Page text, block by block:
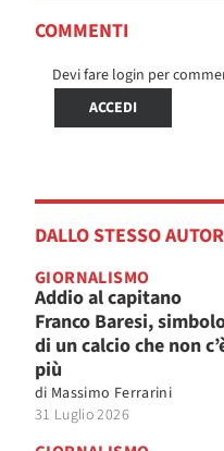
COMMENTI
Devi fare login per
ACCEDI
DALLO STESSO
GIORNALISMO
Addio al capitano
Franco Baresi,
di un calcio che non
più
di Massimo Ferrarini
31 Luglio 2026